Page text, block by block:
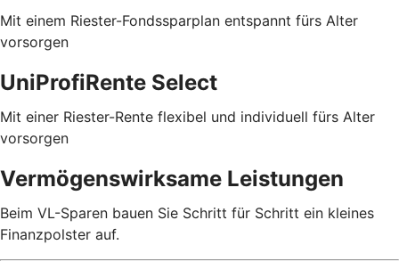
Mit einem Riester-Fondssparplan entspannt fürs Alter
vorsorgen
UniProfiRente Select
Mit einer Riester-Rente flexibel und individuell fürs Alter
vorsorgen
Vermögenswirksame Leistungen
Beim VL-Sparen bauen Sie Schritt für Schritt ein kleines
Finanzpolster auf.